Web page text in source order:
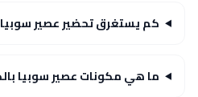
كم يستغرق تحضير عصير سوبيا
ما هي مكونات عصير سوبيا